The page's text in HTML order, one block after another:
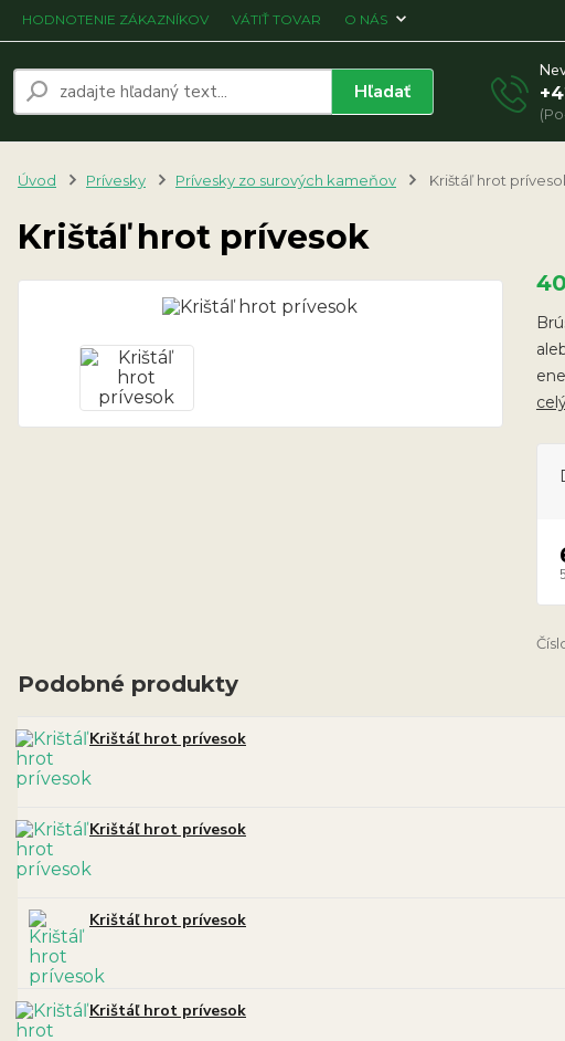
HODNOTENIE ZÁKAZNÍKOV VÁTIŤ TOVAR O NÁS
Hľadať
Úvod Prívesky Prívesky zo surových kameňov Krištáľ hrot
Krištáľ hrot prívesok
Podobné produkty
Krištáľ hrot prívesok
Krištáľ hrot prívesok
Krištáľ hrot prívesok
Krištáľ hrot prívesok